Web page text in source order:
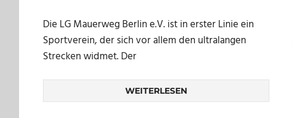
Die LG Mauerweg Berlin e.V. ist in erster Linie ein
Sportverein, der sich vor allem den ultralangen
Strecken widmet. Der
WEITERLESEN